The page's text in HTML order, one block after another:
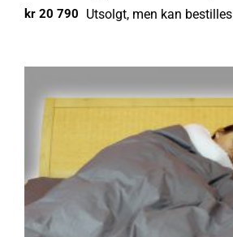
kr 20 790 Utsolgt, men kan bestilles